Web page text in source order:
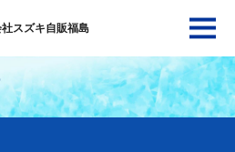
スズキ自販福島